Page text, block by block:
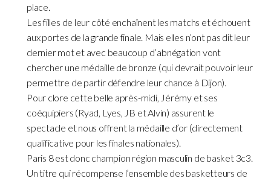
place.
Les filles de leur côté enchaînent les matchs et échouent
aux portes de la grande finale. Mais elles n’ont pas dit leur
dernier mot et avec beaucoup d’abnégation vont
chercher une médaille de bronze (qui devrait pouvoir leur
permettre de partir défendre leur chance à Dijon).
Pour clore cette belle après-midi, Jérémy et ses
coéquipiers (Ryad, Lyes, JB et Alvin) assurent le
spectacle et nous offrent la médaille d’or (directement
qualificative pour les finales nationales).
Paris 8 est donc champion région masculin de basket 3c3.
Un titre qui récompense l’ensemble des basketteurs de